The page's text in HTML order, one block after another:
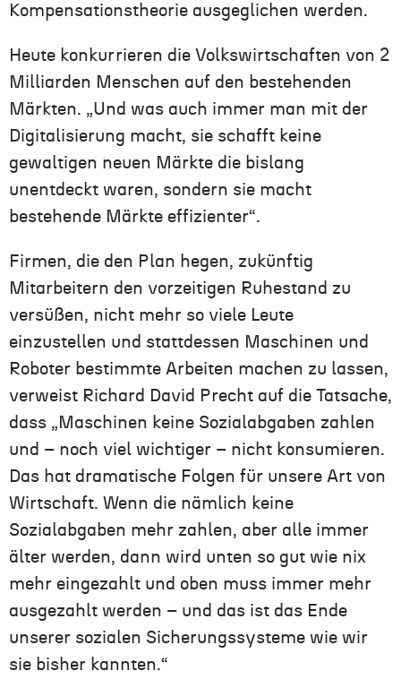
Kompensationstheorie ausgeglichen werden.
Heute konkurrieren die Volkswirtschaften von 2
Milliarden Menschen auf den bestehenden
Märkten. „Und was auch immer man mit der
Digitalisierung macht, sie schafft keine
gewaltigen neuen Märkte die bislang
unentdeckt waren, sondern sie macht
bestehende Märkte effizienter“.
Firmen, die den Plan hegen, zukünftig
Mitarbeitern den vorzeitigen Ruhestand zu
versüßen, nicht mehr so viele Leute
einzustellen und stattdessen Maschinen und
Roboter bestimmte Arbeiten machen zu lassen,
verweist Richard David Precht auf die Tatsache,
dass „Maschinen keine Sozialabgaben zahlen
und – noch viel wichtiger – nicht konsumieren.
Das hat dramatische Folgen für unsere Art von
Wirtschaft. Wenn die nämlich keine
Sozialabgaben mehr zahlen, aber alle immer
älter werden, dann wird unten so gut wie nix
mehr eingezahlt und oben muss immer mehr
ausgezahlt werden – und das ist das Ende
unserer sozialen Sicherungssysteme wie wir
sie bisher kannten.“